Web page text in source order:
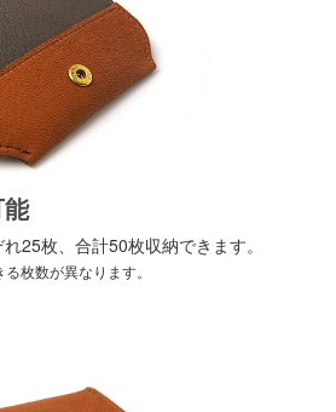
25枚、合計50枚収納できます。
枚数が異なります。